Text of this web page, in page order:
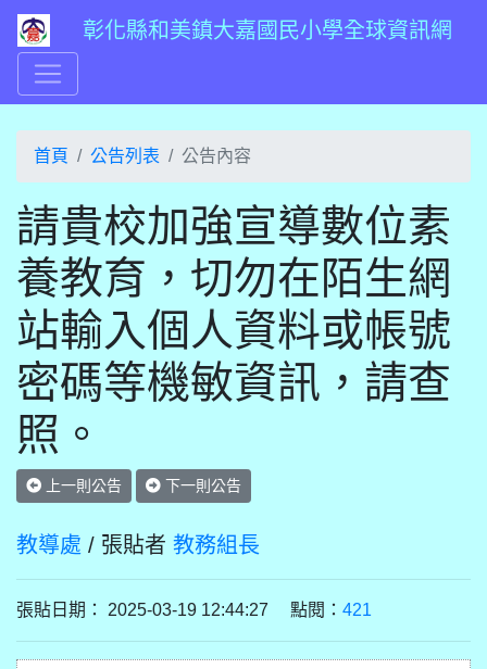
彰化縣和美鎮大嘉國民小學全球資訊網
首頁 公告列表 公告內容
請貴校加強宣導數位素
養教育，切勿在陌生網
站輸入個人資料或帳號
密碼等機敏資訊，請查
照。
上一則公告 下一則公告
教導處 / 張貼者 教務組長
張貼日期： 2025-03-19 12:44:27 點閱： 421